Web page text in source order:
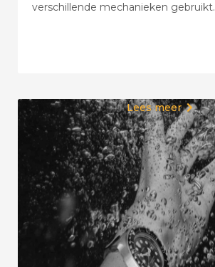
verschillende mechanieken gebruikt.
Lees meer 